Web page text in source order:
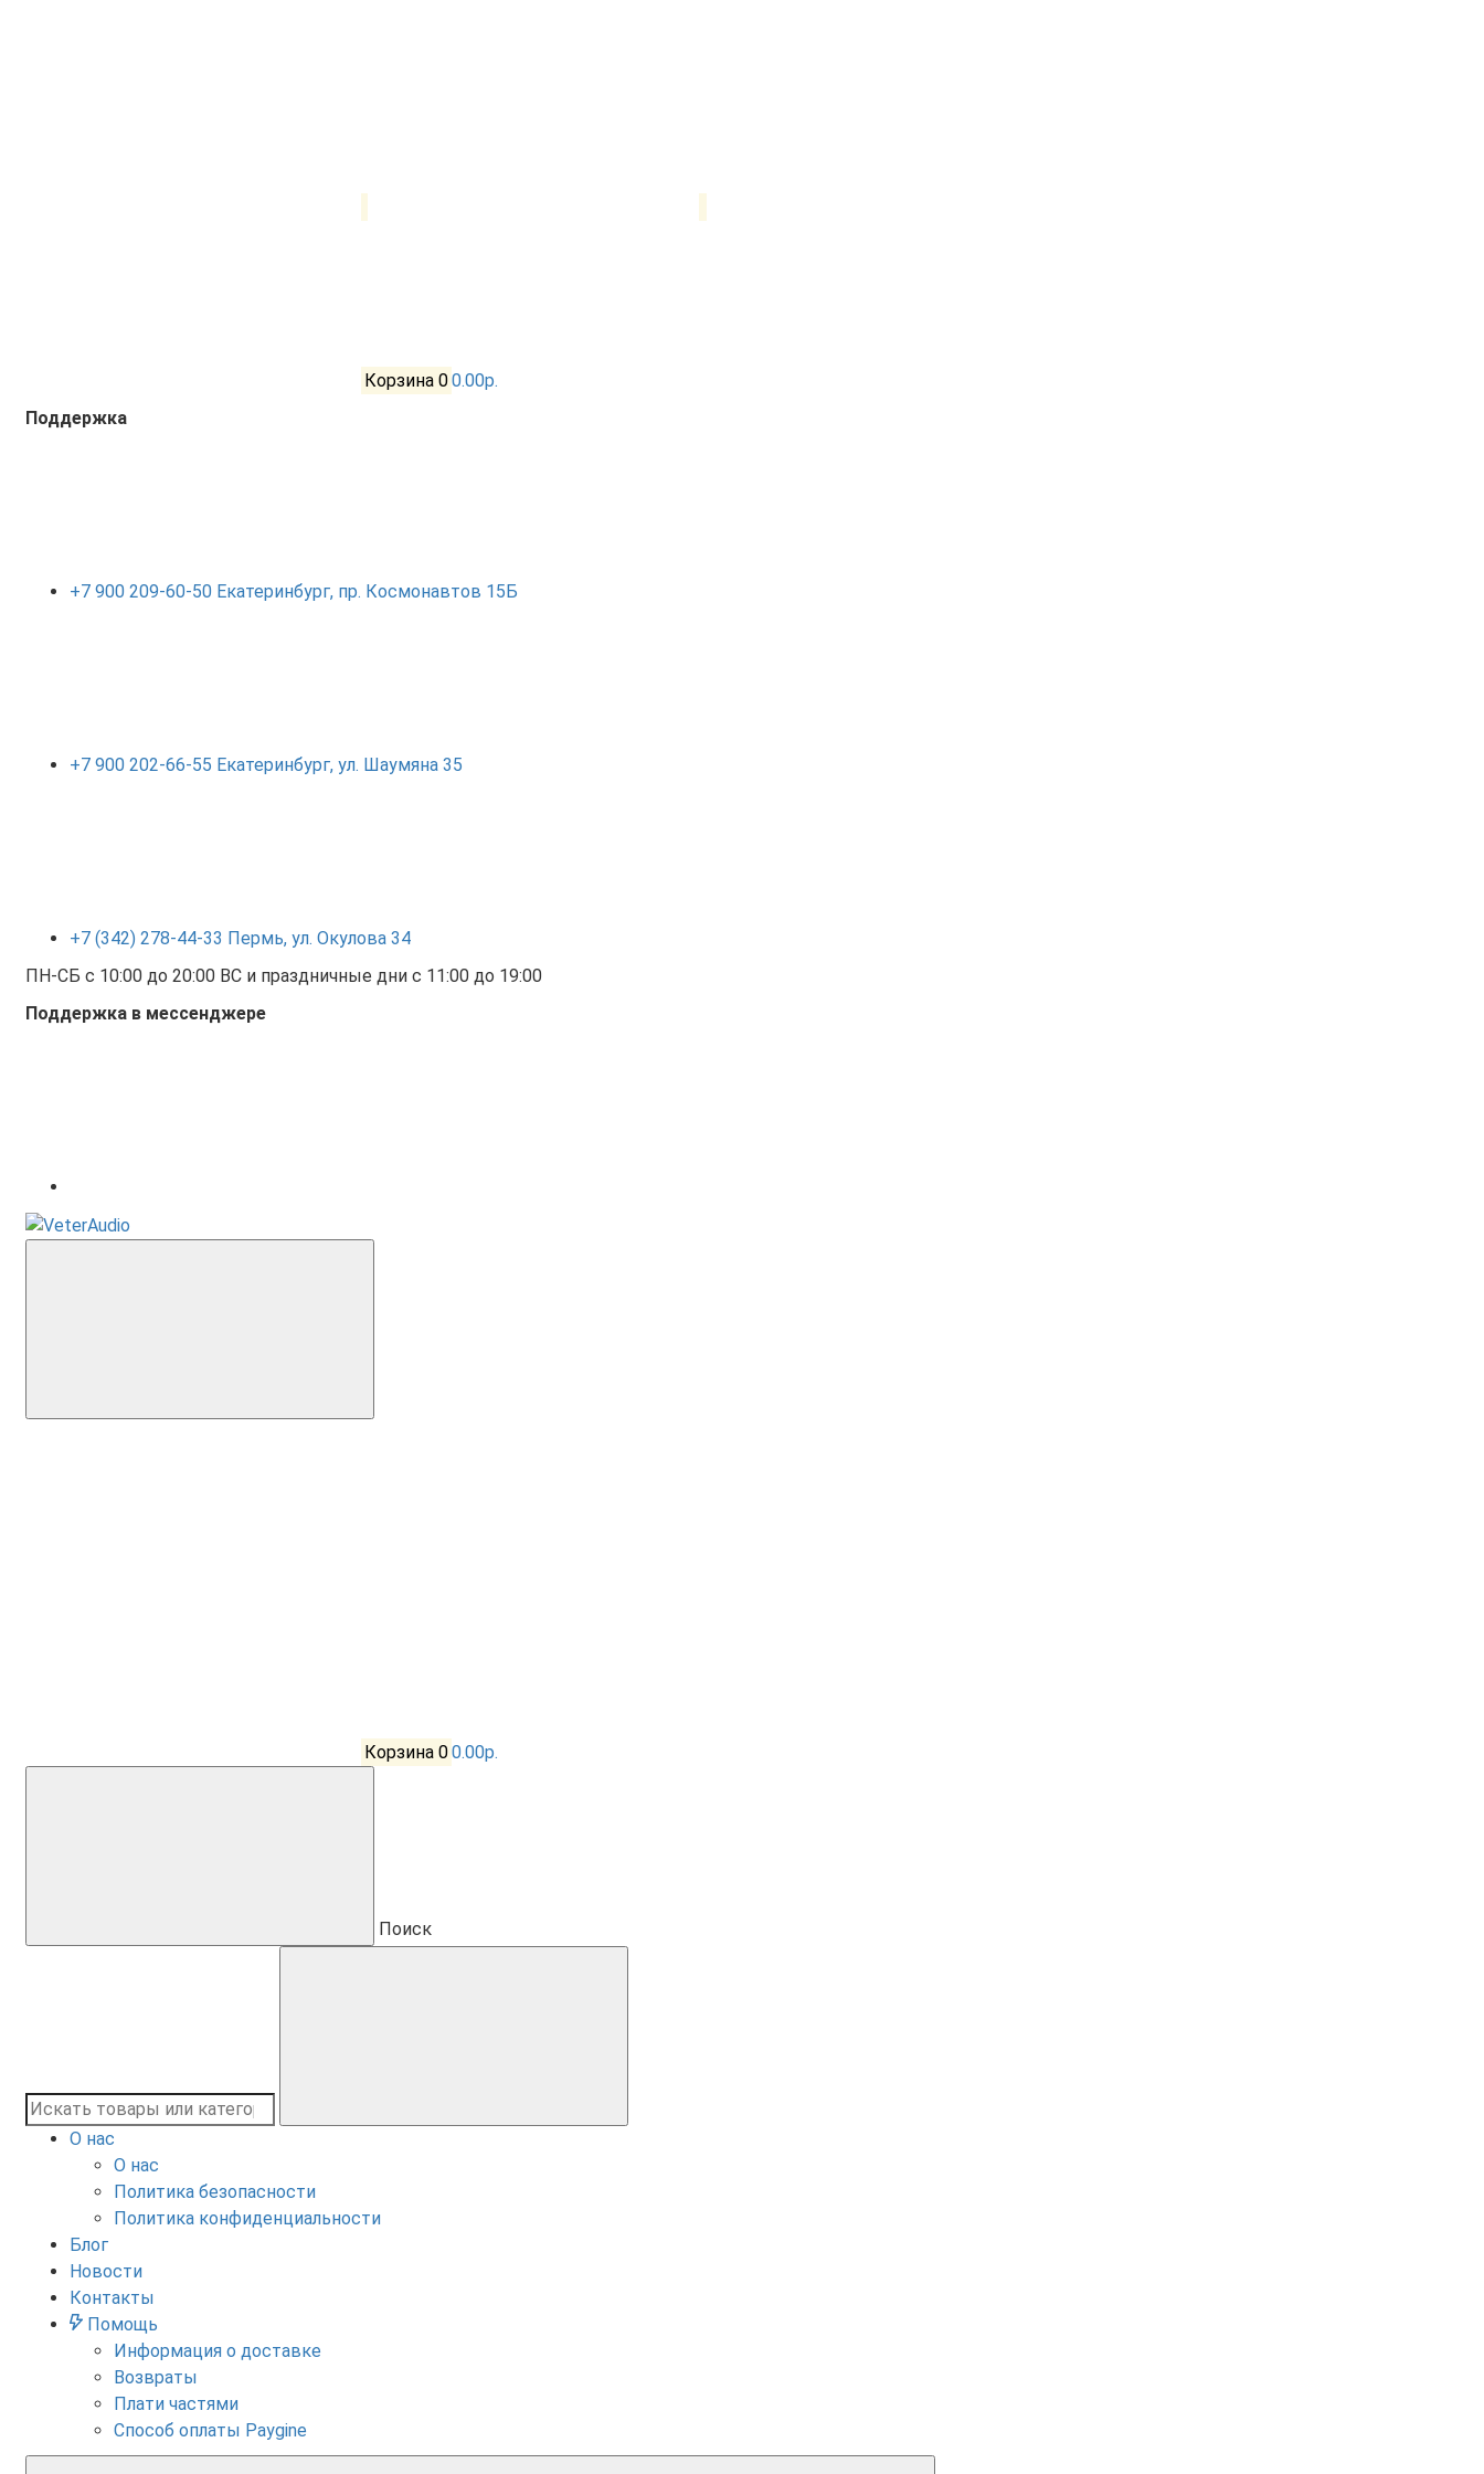
Корзина 00.00р.
Поддержка
+7 900 209-60-50 Екатеринбург, пр. Космонавтов 15Б
+7 900 202-66-55 Екатеринбург, ул. Шаумяна 35
+7 (342) 278-44-33 Пермь, ул. Окулова 34
ПН-СБ с 10:00 до 20:00 ВС и праздничные дни с 11:00 до 19:00
Поддержка в мессенджере
Корзина 00.00р.
Поиск
О нас
О нас
Политика безопасности
Политика конфиденциальности
Блог
Новости
Контакты
Помощь
Информация о доставке
Возвраты
Плати частями
Способ оплаты Paygine